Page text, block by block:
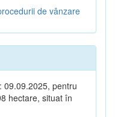
de vânzare
09.09.2025, pentru
hectare, situat în